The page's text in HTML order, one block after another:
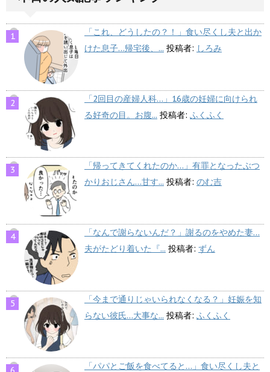
「これ、どうしたの？！」食い尽くし夫と出か
けた息子…帰宅後、... 投稿者: しろみ
「2回目の産婦人科…」16歳の妊婦に向けられ
る好奇の目。お腹... 投稿者: ふくふく
「帰ってきてくれたのか…」有罪となったぶつ
かりおじさん…甘す... 投稿者: のむ吉
「なんで謝らないんだ？」謝るのをやめた妻…
夫がたどり着いた『... 投稿者: ずん
「今まで通りじゃいられなくなる？」妊娠を知
らない彼氏…大事な... 投稿者: ふくふく
「パパとご飯を食べてると…」食い尽くし夫と